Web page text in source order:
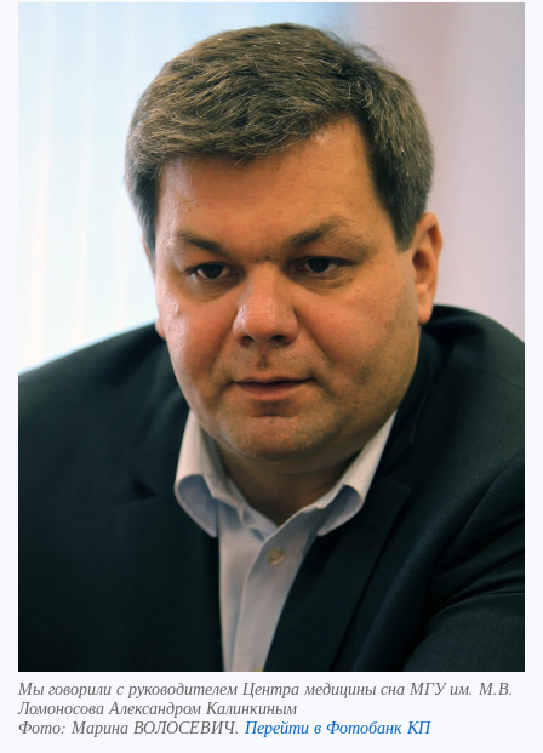
Мы говорили с руководителем Центра медицины сна МГУ им. М.В.
Ломоносова Александром Калинкиным
Фото: Марина ВОЛОСЕВИЧ. Перейти в Фотобанк КП